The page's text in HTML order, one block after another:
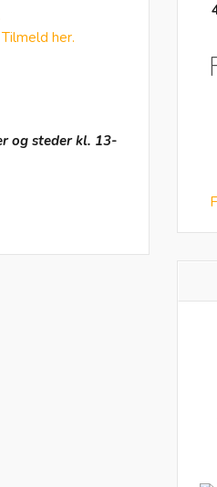
Tilmeld her.
og steder kl. 13-